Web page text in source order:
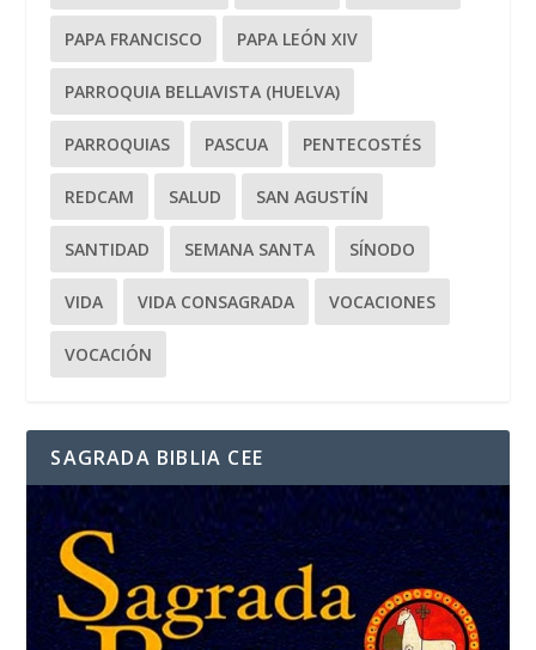
PAPA FRANCISCO PAPA LEÓN XIV
PARROQUIA BELLAVISTA (HUELVA)
PARROQUIAS PASCUA PENTECOSTÉS
REDCAM SALUD SAN AGUSTÍN
SANTIDAD SEMANA SANTA SÍNODO
VIDA VIDA CONSAGRADA VOCACIONES
VOCACIÓN
SAGRADA BIBLIA CEE